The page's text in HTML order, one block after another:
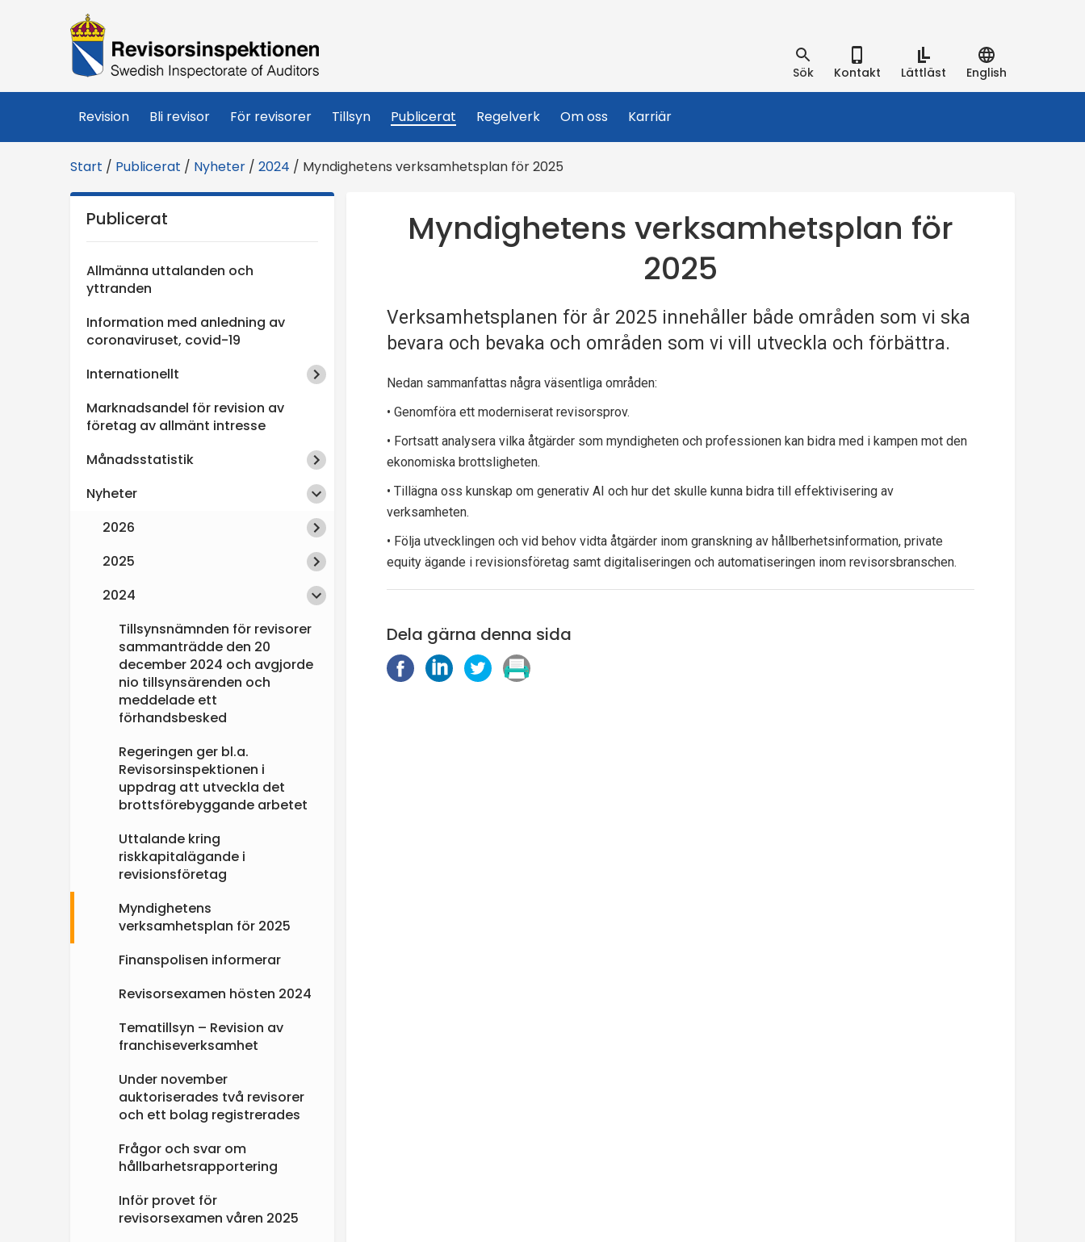
R
e
v
i
s
o
n
p
Sök Kontakt Lättläst English
Revision Bli revisor För revisorer Tillsyn Publicerat Regelverk Om oss Karriär
Start / Publicerat / Nyheter / 2024 / Myndighetens verksamhetsplan för 2025
Myndighetens verksamhetsplan för
2025
Verksamhetsplanen för år 2025 innehåller både områden som vi ska
bevara och bevaka och områden som vi vill utveckla och förbättra.
Nedan sammanfattas några väsentliga områden:
• Genomföra ett moderniserat revisorsprov.
• Fortsatt analysera vilka åtgärder som myndigheten och professionen kan bidra med i kampen mot den
ekonomiska brottsligheten.
• Tillägna oss kunskap om generativ AI och hur det skulle kunna bidra till effektivisering av
verksamheten.
• Följa utvecklingen och vid behov vidta åtgärder inom granskning av hållberhetsinformation, private
equity ägande i revisionsföretag samt digitaliseringen och automatiseringen inom revisorsbranschen.
Dela gärna denna sida
D
D
D
S
Publicerat
Allmänna uttalanden och
yttranden
Information med anledning av
coronaviruset, covid-19
Internationellt
Marknadsandel för revision av
företag av allmänt intresse
Månadsstatistik
Nyheter
2026
2025
2024
Tillsynsnämnden för revisorer
sammanträdde den 20
december 2024 och avgjorde
nio tillsynsärenden och
meddelade ett
förhandsbesked
Regeringen ger bl.a.
Revisorsinspektionen i
uppdrag att utveckla det
brottsförebyggande arbetet
Uttalande kring
riskkapitalägande i
revisionsföretag
Myndighetens
verksamhetsplan för 2025
Finanspolisen informerar
Revisorsexamen hösten 2024
Tematillsyn – Revision av
franchiseverksamhet
Under november
auktoriserades två revisorer
och ett bolag registrerades
Frågor och svar om
hållbarhetsrapportering
Inför provet för
revisorsexamen våren 2025